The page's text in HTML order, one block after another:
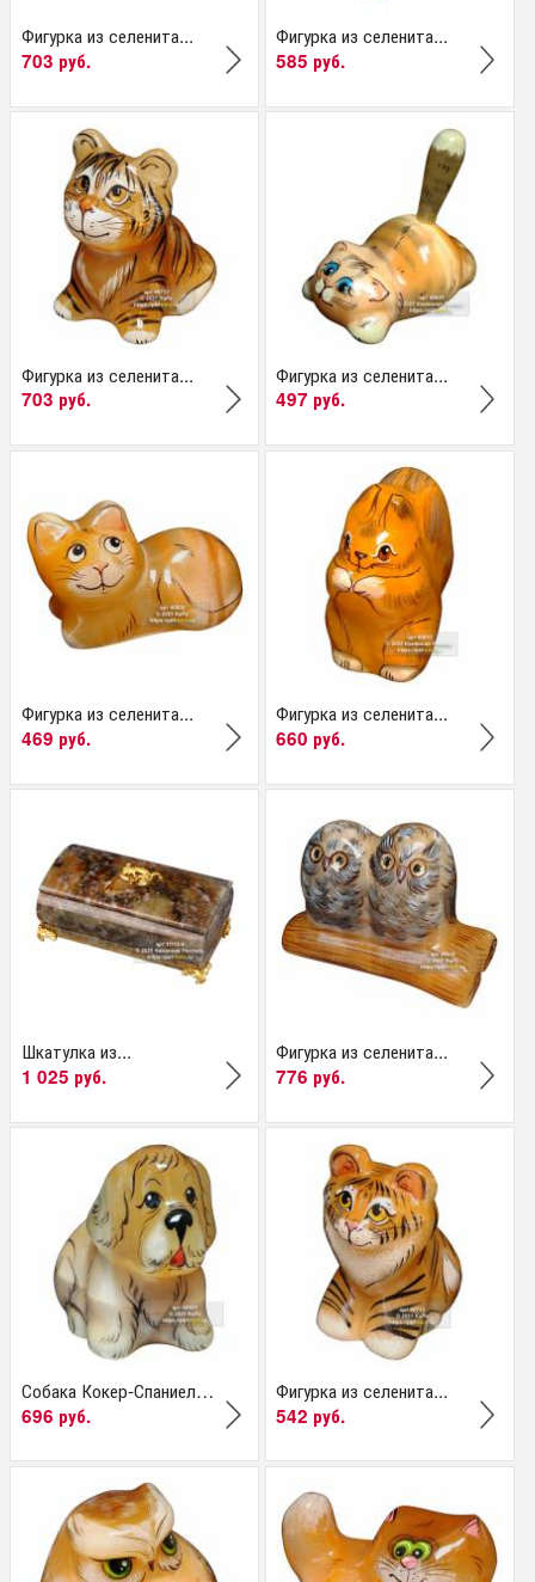
Фигурка из селенита...
703 руб.
Фигурка из селенита...
585 руб.
Фигурка из селенита...
703 руб.
Фигурка из селенита...
497 руб.
Фигурка из селенита...
469 руб.
Фигурка из селенита...
660 руб.
Шкатулка из...
1 025 руб.
Фигурка из селенита...
776 руб.
Собака Кокер-Спаниель...
696 руб.
Фигурка из селенита...
542 руб.